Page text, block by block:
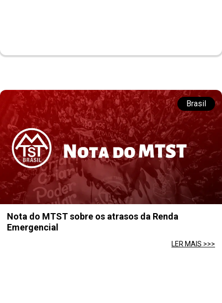
Brasil
Nota do MTST sobre os atrasos da Renda
Emergencial
LER MAIS >>>